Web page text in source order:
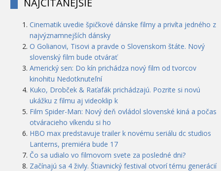
NAJČÍTANEJŠIE
Cinematik uvedie špičkové dánske filmy a privíta jedného z
najvýznamnejších dánsky
O Golianovi, Tisovi a pravde o Slovenskom štáte. Nový
slovenský film bude otvárať
Americký sen: Do kín prichádza nový film od tvorcov
kinohitu Nedotknuteľní
Kuko, Drobček & Raťafák prichádzajú. Pozrite si novú
ukážku z filmu aj videoklip k
Film Spider-Man: Nový deň ovládol slovenské kiná a počas
otváracieho víkendu si ho
HBO max predstavuje trailer k novému seriálu dc studios
Lanterns, premiéra bude 17
Čo sa udialo vo filmovom svete za posledné dni?
Začínajú sa 4 živly. Štiavnický festival otvorí tému generácií